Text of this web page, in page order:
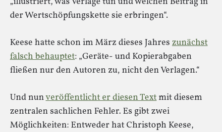
der Wertschöpfungskette sie erbringen“.
Keese hatte schon im März dieses Jahres zunächst
falsch behauptet: „Geräte- und Kopierabgaben
fließen nur den Autoren zu, nicht den Verlagen.“
Und nunveröffentlicht er diesen Textmit diesem
zentralen sachlichen Fehler. Es gibt zwei
Möglichkeiten: Entweder hat Christoph Keese,